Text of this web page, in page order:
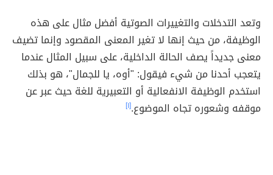
وتعد التدخلات والتغييرات الصوتية أفضل مثال على هذه
الوظيفة، من حيث إنها لا تغير المعنى المقصود وإنما تضيف
معنى جديداً يصف الحالة الداخلية، على سبيل المثال عندما
يتعجب أحدنا من شيء فيقول: "أوه، يا للجمال"، هو بذلك
استخدم الوظيفة الانفعالية أو التعبيرية للغة حيث عبر عن
موقفه وشعوره تجاه الموضوع.[١]